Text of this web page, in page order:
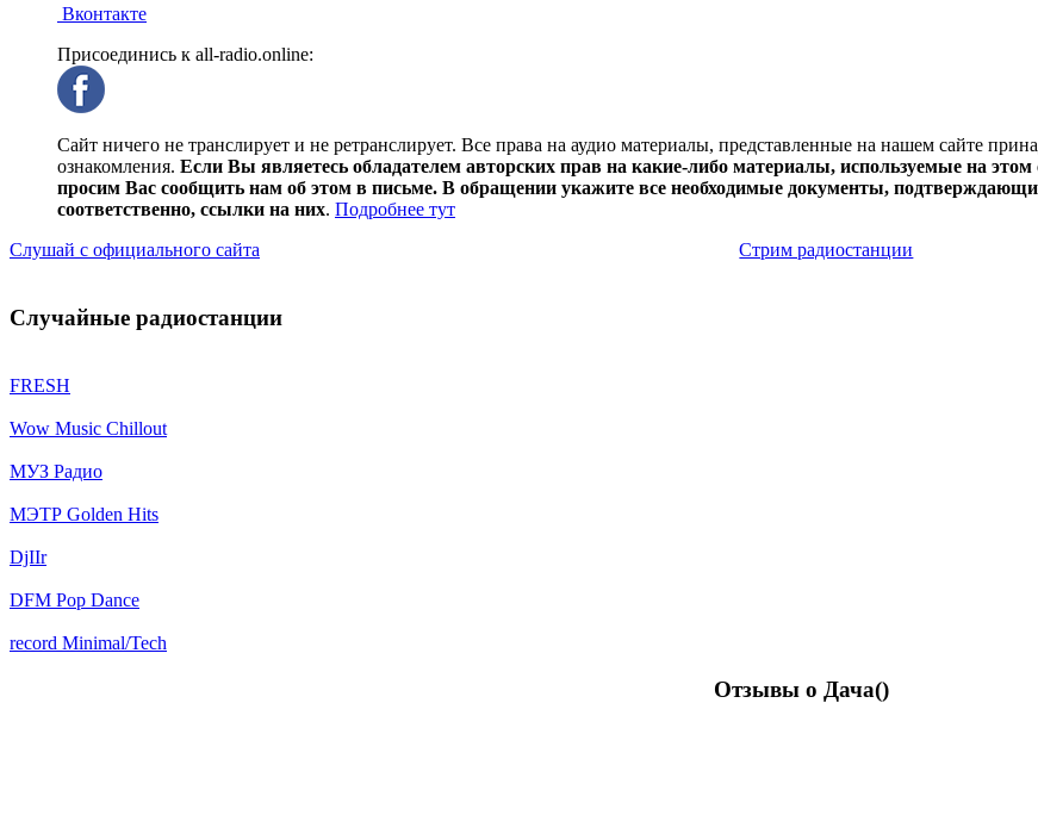
Вконтакте
Присоединись к all-radio.online:
Сайт ничего не транслирует и не ретранслирует. Все права на аудио материалы, представленные на нашем сайте
ознакомления. Если Вы являетесь обладателем авторских прав на какие-либо материалы, используемые на этом
просим Вас сообщить нам об этом в письме. В обращении укажите все необходимые документы,
соответственно, ссылки на них. Подробнее тут
Слушай с официального сайта
Стрим радиостанции
Случайные радиостанции
FRESH
Wow Music Chillout
МУЗ Радио
МЭТР Golden Hits
DjIIr
DFM Pop Dance
record Minimal/Tech
Отзывы о Дача()